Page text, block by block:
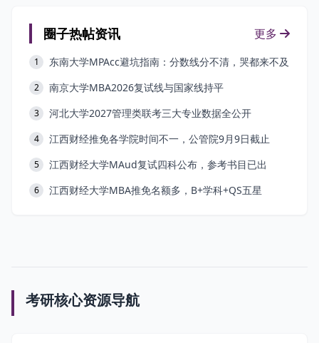
圈子热帖资讯 更多
1 东南大学MPAcc避坑指南：分数线分不清，哭都来不及
2 南京大学MBA2026复试线与国家线持平
3 河北大学2027管理类联考三大专业数据全公开
4 江西财经推免各学院时间不一，公管院9月9日截止
5 江西财经大学MAud复试四科公布，参考书目已出
6 江西财经大学MBA推免名额多，B+学科+QS五星
考研核心资源导航